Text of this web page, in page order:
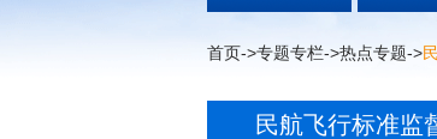
首页->专题专栏->热点专题->
民航飞行标准监